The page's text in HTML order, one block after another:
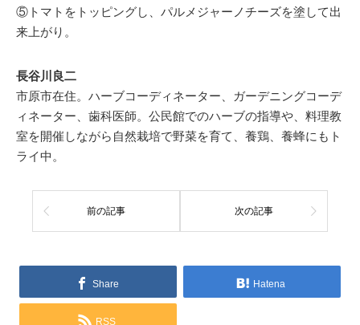
⑤トマトをトッピングし、パルメジャーノチーズを塗して出
来上がり。
長谷川良二
市原市在住。ハーブコーディネーター、ガーデニングコーデ
ィネーター、歯科医師。公民館でのハーブの指導や、料理教
室を開催しながら自然栽培で野菜を育て、養鶏、養蜂にもト
ライ中。
前の記事 次の記事
Share Hatena
RSS